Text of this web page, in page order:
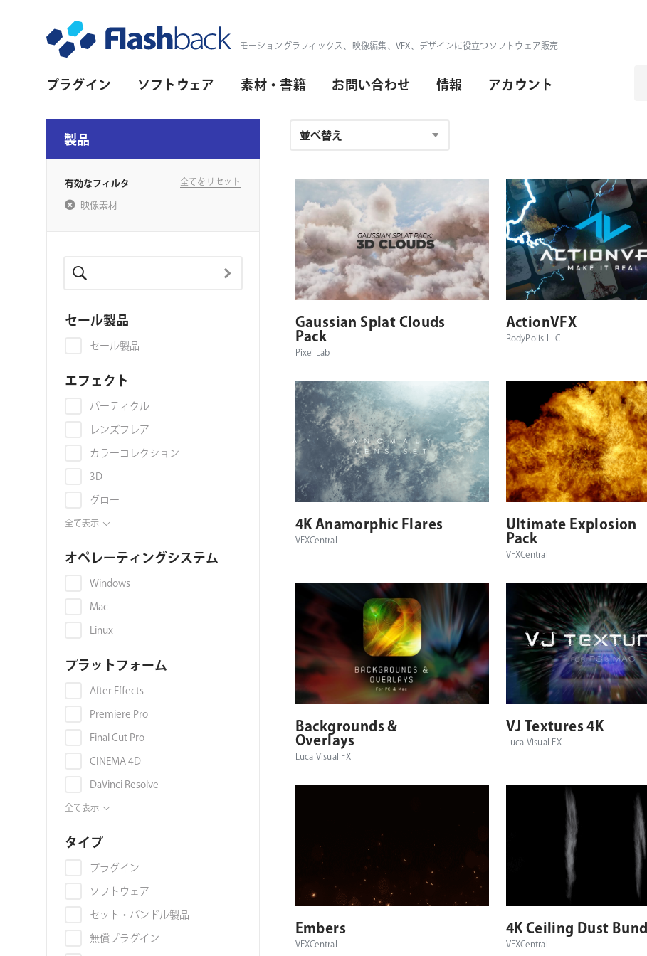
モーショングラフィックス、映像編集、VFX、デザインに役立つソフトウェア販売
プ
マ
リ・
プラグイン ソフトウェア 素材・書籍 お問い合わせ 情報 アカウント
製品
有効なフィルタ 全てをリセット
映像素材
セール製品
セール製品
エフェクト
パーティクル
レンズフレア
カラーコレクション
3D
グロー
アニメーション
アップコンバート
映像音声同期
ライトリーク
オーバーレイ
環境マップ
マテリアル・テクスチャ
グラデーション
グランジ
群集アニメーション
AI
3Dモデル
コラージュ
ジェネレーター
全て表示
オペレーティングシステム
Windows
Mac
Linux
プラットフォーム
After Effects
Premiere Pro
Final Cut Pro
CINEMA 4D
DaVinci Resolve
OFX
EDIUS Pro
全て表示
タイプ
プラグイン
ソフトウェア
セット・バンドル製品
無償プラグイン
文
果
対応OS
Gaussian Splat Clouds
Pack
Pixel Lab
ActionVFX
RodyPolis LLC
4K Anamorphic Flares
VFXCentral
Ultimate Explosion
Pack
VFXCentral
Backgrounds &
Overlays
Luca Visual FX
VJ Textures 4K
Luca Visual FX
Embers
VFXCentral
4K Ceiling Dust
VFXCentral